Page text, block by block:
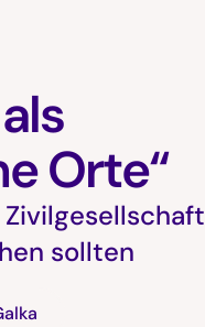
Orte“
sollten